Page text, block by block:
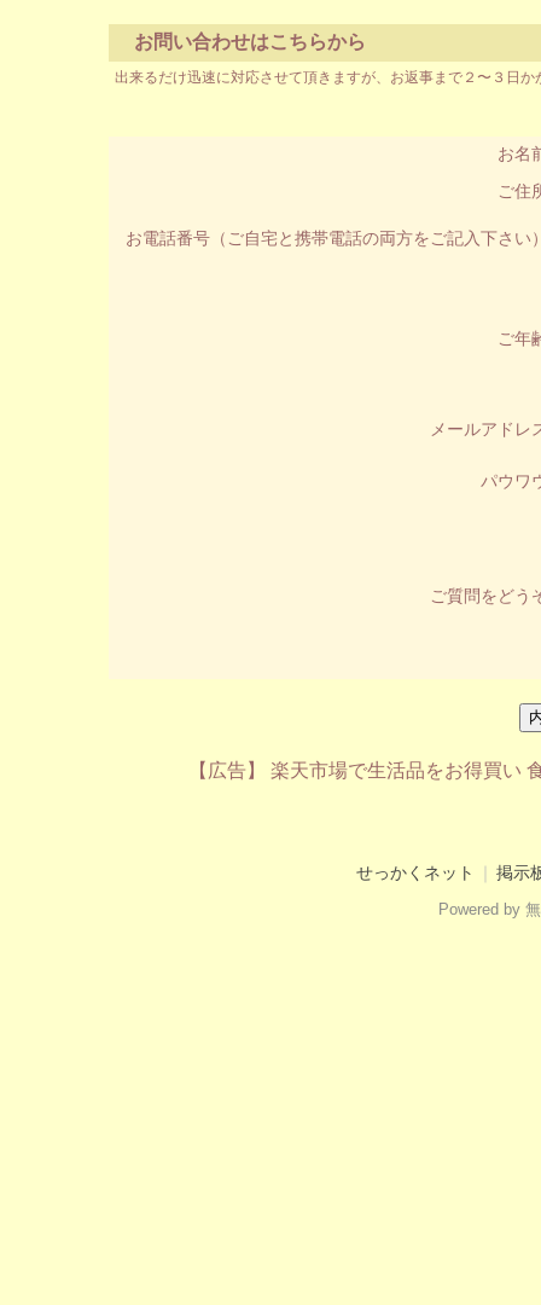
お問い合わせはこちらから
出来るだけ迅速に対応させて頂きますが、お返事まで２〜３日
お名
ご住
お電話番号（ご自宅と携帯電話の両方をご記入下さい
ご年
メールアドレ
パウワ
ご質問をどう
【広告】 楽天市場で生活品をお得買い
せっかくネット 掲示
Powered by